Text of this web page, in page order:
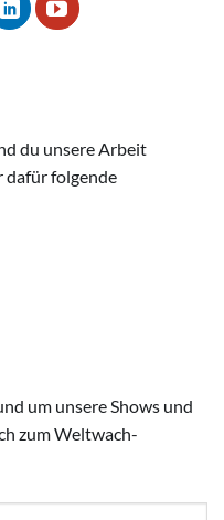
du unsere Arbeit
dafür folgende
um unsere Shows und
zum Weltwach-